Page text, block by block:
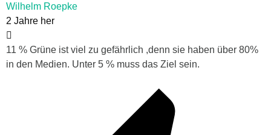
Wilhelm Roepke
2 Jahre her
11 % Grüne ist viel zu gefährlich ,denn sie haben über 80%
in den Medien. Unter 5 % muss das Ziel sein.